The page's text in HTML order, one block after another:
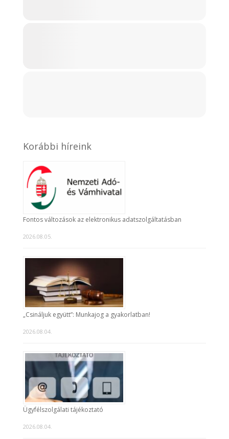
Korábbi híreink
Fontos változások az elektronikus adatszolgáltatásban
2026.08.05.
„Csináljuk együtt”: Munkajog a gyakorlatban!
2026.08.04.
Ügyfélszolgálati tájékoztató
2026.08.04.